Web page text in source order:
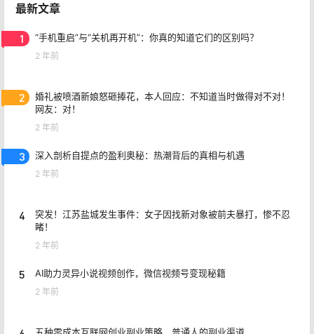
最新文章
1 “手机重启”与“关机再开机”：你真的知道它们的区别吗？
2 年前
2
婚礼被喷酒新娘怒砸捧花，本人回应：不知道当时做得对不对！
网友：对！
2 年前
3 深入剖析自提点的盈利奥秘：热潮背后的真相与机遇
2 年前
4
突发！江苏盐城发生事件：女子因找新对象被前夫暴打，惨不忍
睹！
2 年前
5 AI助力灵异小说视频创作，微信视频号变现秘籍
2 年前